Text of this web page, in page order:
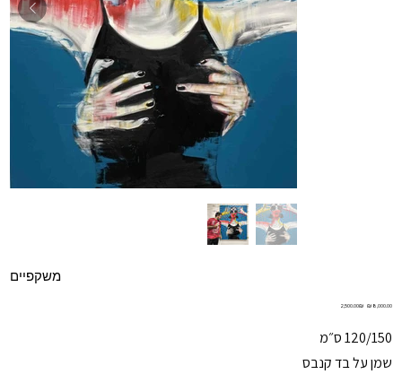
משקפיים
מחיר
‏8,000.00 ‏₪
מחיר‏2,500.00 ‏₪
120/150 ס״מ
שמן על בד קנבס